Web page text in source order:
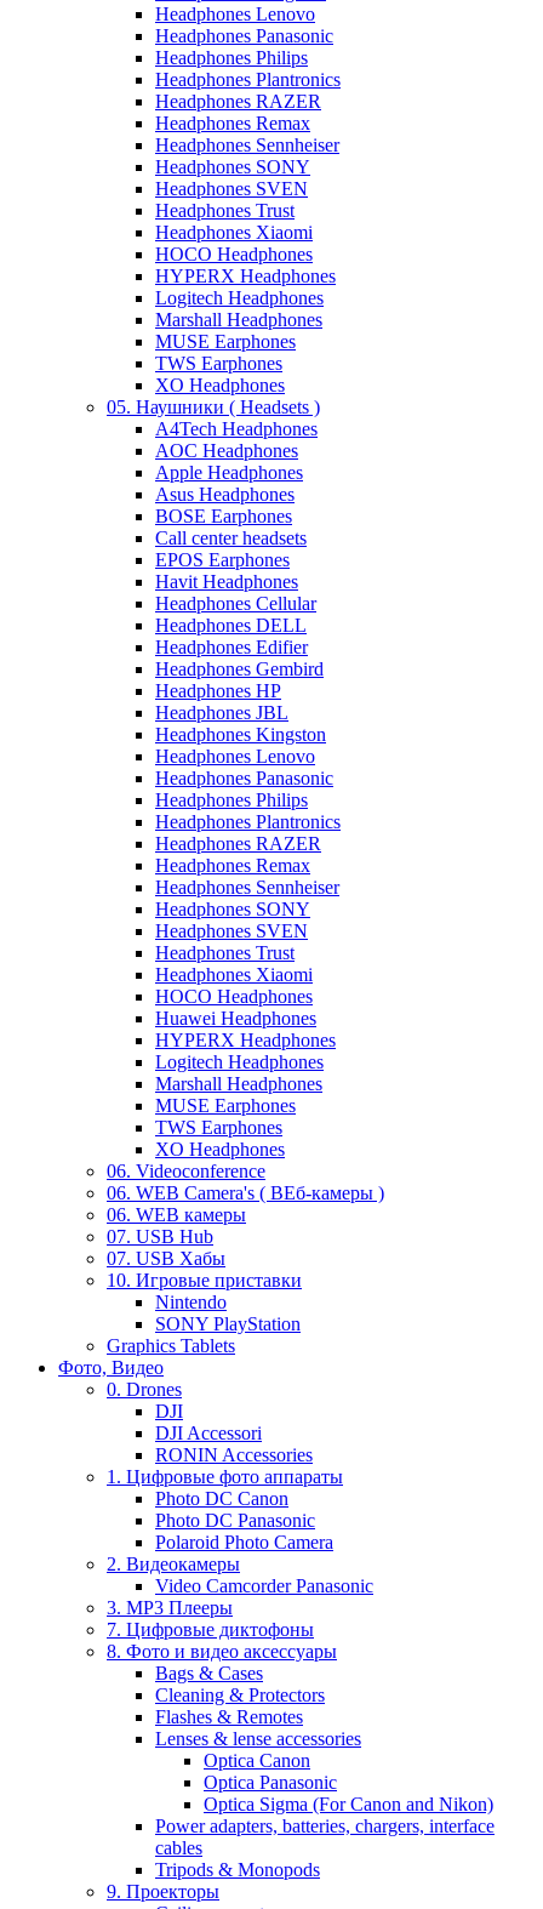
Headphones Lenovo
Headphones Panasonic
Headphones Philips
Headphones Plantronics
Headphones RAZER
Headphones Remax
Headphones Sennheiser
Headphones SONY
Headphones SVEN
Headphones Trust
Headphones Xiaomi
HOCO Headphones
HYPERX Headphones
Logitech Headphones
Marshall Headphones
MUSE Earphones
TWS Earphones
XO Headphones
05. Наушники ( Headsets )
A4Tech Headphones
AOC Headphones
Apple Headphones
Asus Headphones
BOSE Earphones
Call center headsets
EPOS Earphones
Havit Headphones
Headphones Cellular
Headphones DELL
Headphones Edifier
Headphones Gembird
Headphones HP
Headphones JBL
Headphones Kingston
Headphones Lenovo
Headphones Panasonic
Headphones Philips
Headphones Plantronics
Headphones RAZER
Headphones Remax
Headphones Sennheiser
Headphones SONY
Headphones SVEN
Headphones Trust
Headphones Xiaomi
HOCO Headphones
Huawei Headphones
HYPERX Headphones
Logitech Headphones
Marshall Headphones
MUSE Earphones
TWS Earphones
XO Headphones
06. Videoconference
06. WEB Camera's ( ВЕб-камеры )
06. WEB камеры
07. USB Hub
07. USB Хабы
10. Игровые приставки
Nintendo
SONY PlayStation
Graphics Tablets
Фото, Видео
0. Drones
DJI
DJI Accessori
RONIN Accessories
1. Цифровые фото аппараты
Photo DC Canon
Photo DC Panasonic
Polaroid Photo Camera
2. Видеокамеры
Video Camcorder Panasonic
3. MP3 Плееры
7. Цифровые диктофоны
8. Фото и видео аксессуары
Bags & Cases
Cleaning & Protectors
Flashes & Remotes
Lenses & lense accessories
Optica Canon
Optica Panasonic
Optica Sigma (For Canon and Nikon)
Power adapters, batteries, chargers, interface
cables
Tripods & Monopods
9. Проекторы